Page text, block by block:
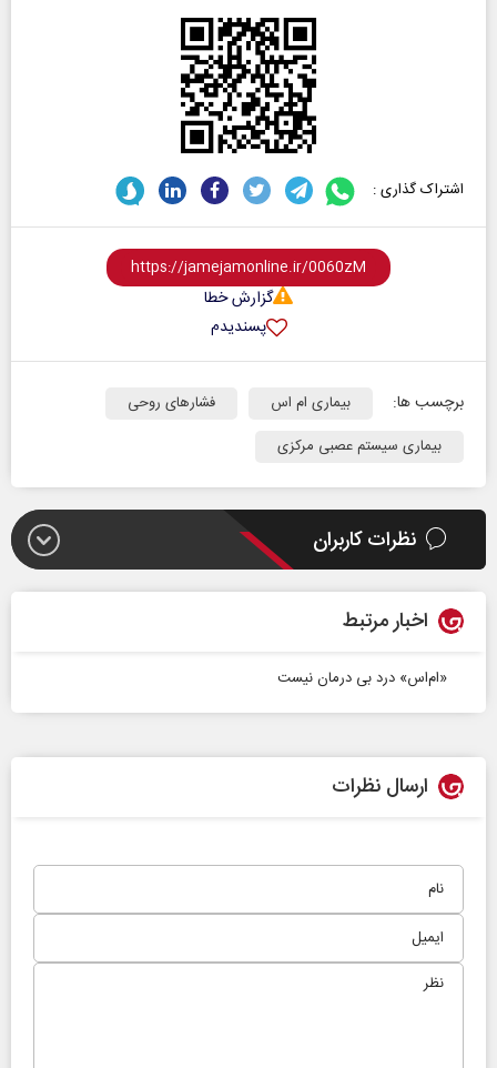
اشتراک گذاری :
گزارش خطا
پسندیدم
برچسب ها: بیماری ام اس
فشارهای روحی
بیماری سیستم عصبی مرکزی
نظرات کاربران
اخبار مرتبط
«ام‌اس» درد بی‌ درمان نیست
ارسال نظرات